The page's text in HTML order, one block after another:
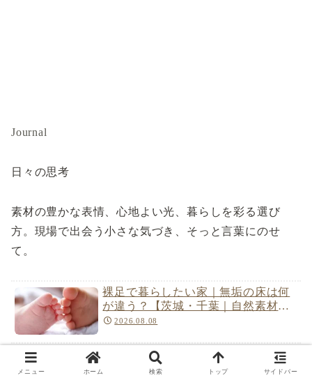
Journal
日々の思考
素材の豊かな表情、心地よい光、暮らしを彩る選び
方。現場で出会う小さな気づき、そっと言葉にのせ
て。
裸足で暮らしたい家｜無垢の床は何
が違う？【茨城・千葉｜自然素材の
家】2026.08.08
床材3種を比べる｜無垢・複層・シー
トどう違う？【茨城・千葉｜自然素
メニュー ホーム 検索 トップ サイドバー